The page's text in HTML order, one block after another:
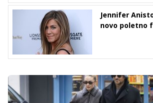
Jennifer
novo poletno